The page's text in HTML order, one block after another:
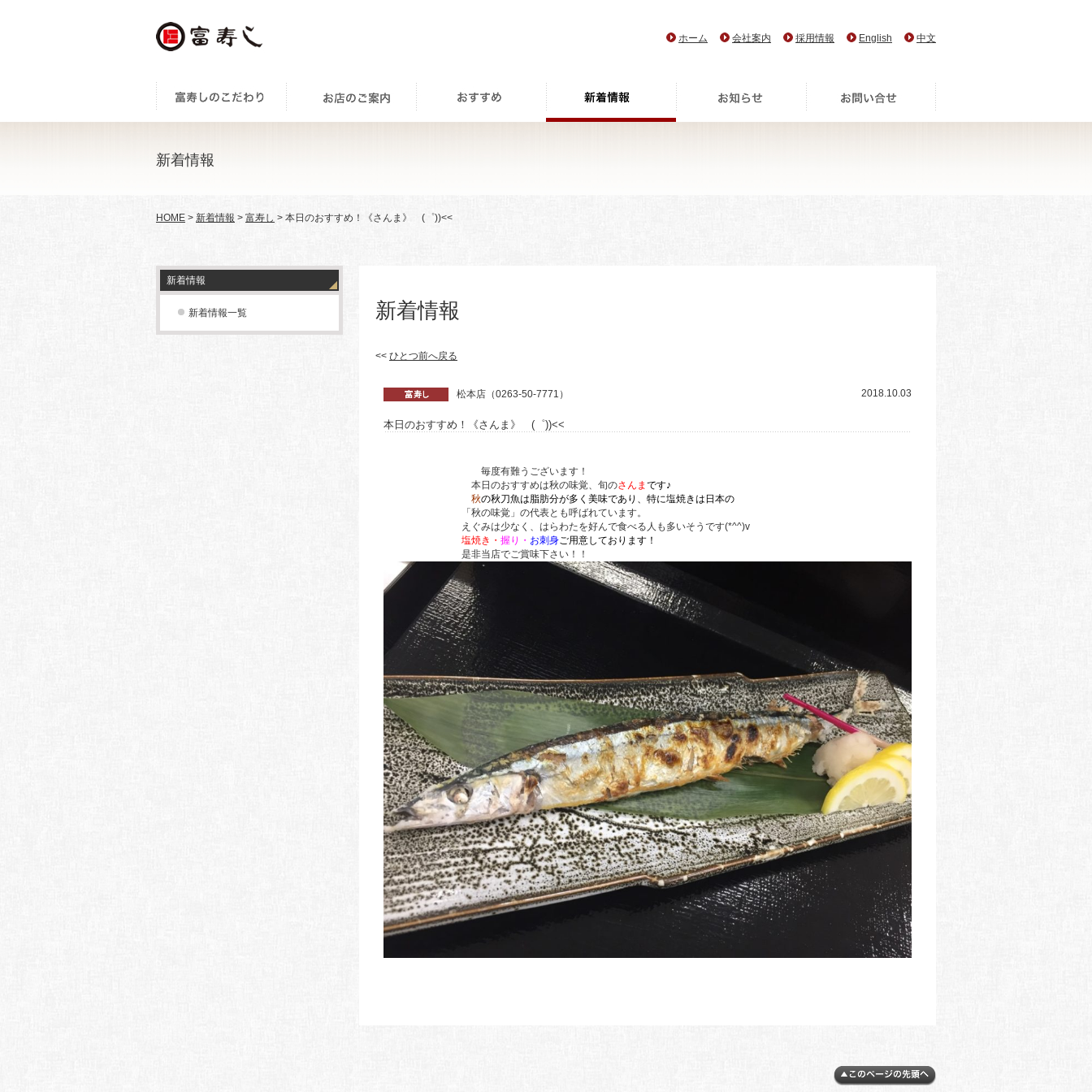
ホーム 会社案内 採用情報 English 中文
新着情報
HOME > 新着情報 > 富寿し > 本日のおすすめ！《さんま》 (゜))<<
新着情報
新着情報一覧 新着情報
<< ひとつ前へ戻る
松本店（0263-50-7771） 2018.10.03
本日のおすすめ！《さんま》 (゜))<<
毎度有難うございます！
本日のおすすめは秋の味覚、旬のさんま です♪
秋の秋刀魚は脂肪分が多く美味であり、特に塩焼きは日本の
「秋の味覚」の代表とも呼ばれています。
えぐみは少なく、はらわたを好んで食べる人も多いそうです(*^^)v
塩焼き・ 握り・ お刺身ご用意しております！
是非当店でご賞味下さい！！